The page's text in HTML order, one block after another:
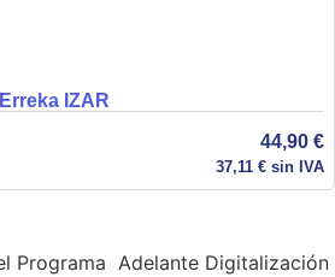
IZAR
44,90 €
37,11 € sin IVA
Programa Adelante Digitalización